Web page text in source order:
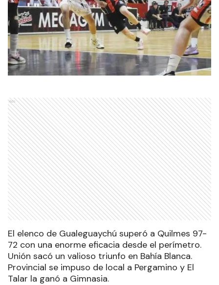
Ads
El elenco de Gualeguaychú superó a Quilmes 97-
72 con una enorme eficacia desde el perímetro.
Unión sacó un valioso triunfo en Bahía Blanca.
Provincial se impuso de local a Pergamino y El
Talar la ganó a Gimnasia.